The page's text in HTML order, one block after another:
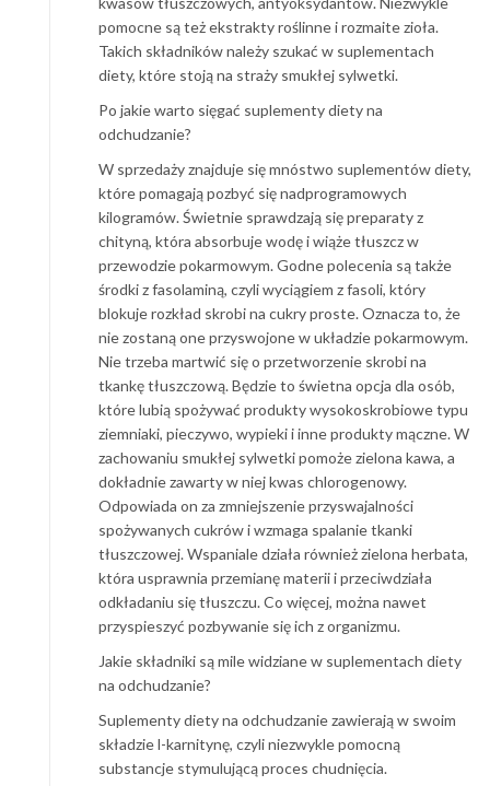
pomocne są też ekstrakty roślinne i rozmaite zioła.
Takich składników należy szukać w suplementach
diety, które stoją na straży smukłej sylwetki.
Po jakie warto sięgać suplementy diety na
odchudzanie?
W sprzedaży znajduje się mnóstwo suplementów diety,
które pomagają pozbyć się nadprogramowych
kilogramów. Świetnie sprawdzają się preparaty z
chityną, która absorbuje wodę i wiąże tłuszcz w
przewodzie pokarmowym. Godne polecenia są także
środki z fasolaminą, czyli wyciągiem z fasoli, który
blokuje rozkład skrobi na cukry proste. Oznacza to, że
nie zostaną one przyswojone w układzie pokarmowym.
Nie trzeba martwić się o przetworzenie skrobi na
tkankę tłuszczową. Będzie to świetna opcja dla osób,
które lubią spożywać produkty wysokoskrobiowe typu
ziemniaki, pieczywo, wypieki i inne produkty mączne. W
zachowaniu smukłej sylwetki pomoże zielona kawa, a
dokładnie zawarty w niej kwas chlorogenowy.
Odpowiada on za zmniejszenie przyswajalności
spożywanych cukrów i wzmaga spalanie tkanki
tłuszczowej. Wspaniale działa również zielona herbata,
która usprawnia przemianę materii i przeciwdziała
odkładaniu się tłuszczu. Co więcej, można nawet
przyspieszyć pozbywanie się ich z organizmu.
Jakie składniki są mile widziane w suplementach diety
na odchudzanie?
Suplementy diety na odchudzanie zawierają w swoim
składzie l-karnitynę, czyli niezwykle pomocną
substancje stymulującą proces chudnięcia.